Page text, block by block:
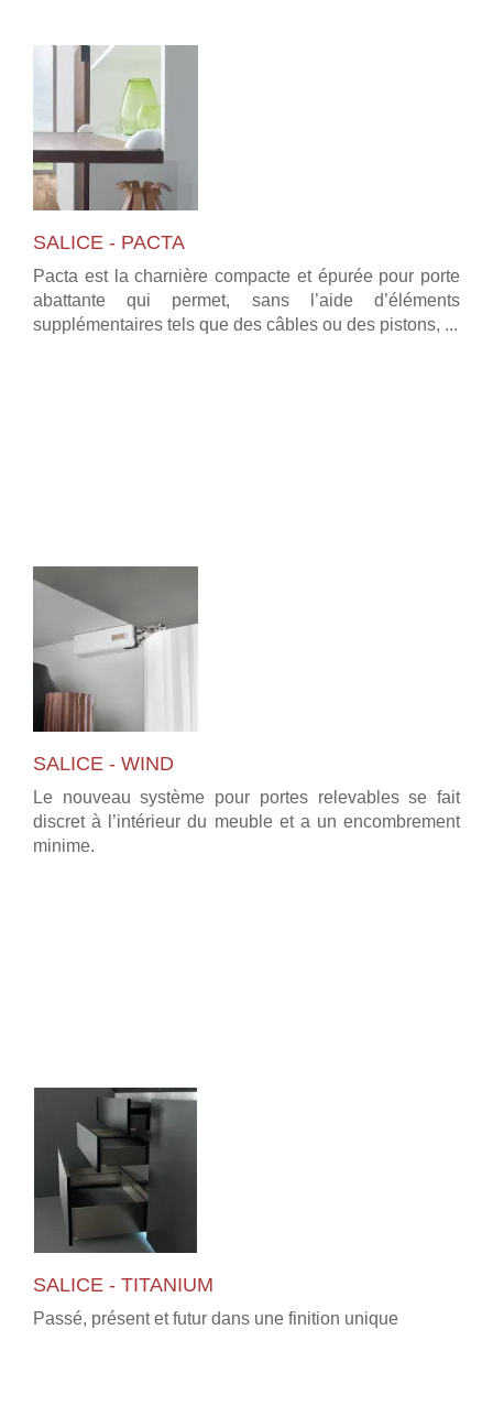
SALICE - PACTA
Pacta est la charnière compacte et épurée pour porte
abattante qui permet, sans l’aide d’éléments
supplémentaires tels que des câbles ou des pistons, ...
SALICE - WIND
Le nouveau système pour portes relevables se fait
discret à l’intérieur du meuble et a un encombrement
minime.
SALICE - TITANIUM
Passé, présent et futur dans une finition unique